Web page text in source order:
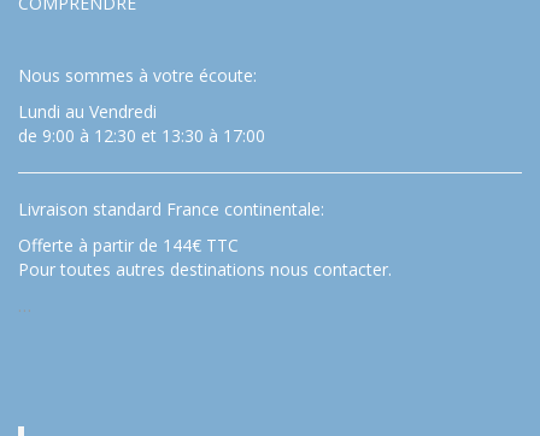
Nous sommes à votre écoute:
Lundi au Vendredi
de 9:00 à 12:30 et 13:30 à 17:00
Livraison standard France continentale:
Offerte à partir de 144€ TTC
Pour toutes autres destinations nous contacter.
…